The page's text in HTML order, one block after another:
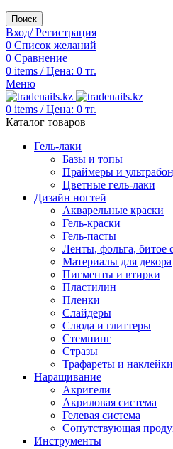
Поиск
Вход/ Регистрация
0 Список желаний
0 Сравнение
0 items / Цена: 0 тг.
Меню
0 items / Цена: 0 тг.
Каталог товаров
Гель-лаки
Базы и топы
Праймеры и
Цветные гель-лаки
Дизайн ногтей
Акварельные краски
Гель-краски
Гель-пасты
Ленты, фольга, битое
Материалы для декора
Пигменты и втирки
Пластилин
Пленки
Слайдеры
Слюда и глиттеры
Стемпинг
Стразы
Трафареты и наклейки
Наращивание
Акригели
Акриловая система
Гелевая система
Сопутствующая
Инструменты